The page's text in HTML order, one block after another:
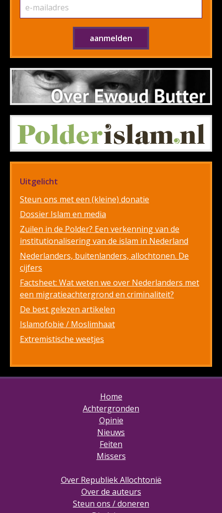
Uitgelicht
Steun ons met een (kleine) donatie
Dossier Islam en media
Zuilen in de Polder? Een verkenning van de
institutionalisering van de islam in Nederland
Nederlanders, buitenlanders, allochtonen. De
cijfers
Factsheet: Wat weten we over Nederlanders met
een migratieachtergrond en criminaliteit?
De best gelezen artikelen
Islamofobie / Moslimhaat
Extremistische weetjes
Home
Achtergronden
Opinie
Nieuws
Feiten
Missers
Over Republiek Allochtonië
Over de auteurs
Steun ons / doneren